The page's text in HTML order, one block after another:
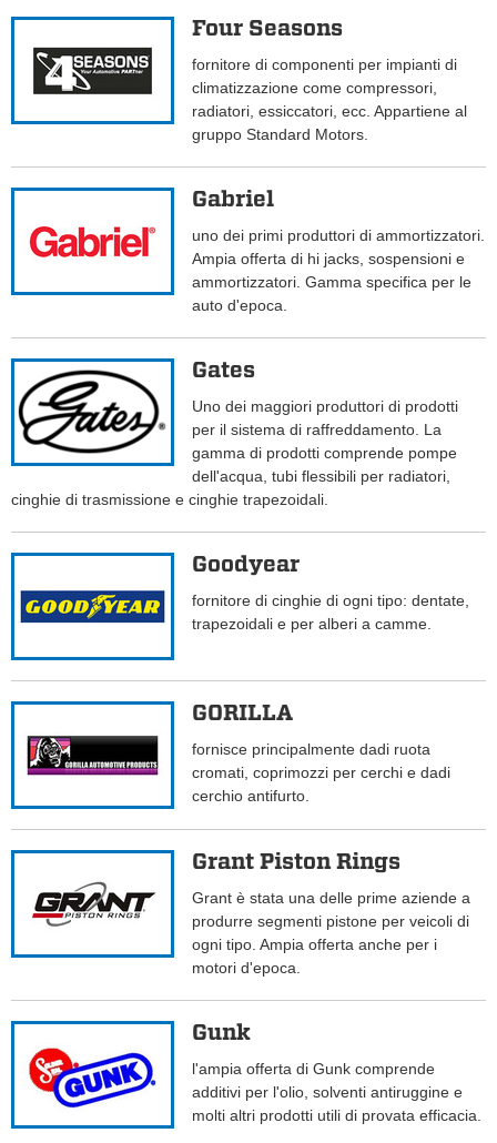
Four Seasons
fornitore di componenti per impianti di
climatizzazione come compressori,
radiatori, essiccatori, ecc. Appartiene al
gruppo Standard Motors.
Gabriel
uno dei primi produttori di ammortizzatori.
Ampia offerta di hi jacks, sospensioni e
ammortizzatori. Gamma specifica per le
auto d'epoca.
Gates
Uno dei maggiori produttori di prodotti
per il sistema di raffreddamento. La
gamma di prodotti comprende pompe
dell'acqua, tubi flessibili per radiatori,
cinghie di trasmissione e cinghie trapezoidali.
Goodyear
fornitore di cinghie di ogni tipo: dentate,
trapezoidali e per alberi a camme.
GORILLA
fornisce principalmente dadi ruota
cromati, coprimozzi per cerchi e dadi
cerchio antifurto.
Grant Piston Rings
Grant è stata una delle prime aziende a
produrre segmenti pistone per veicoli di
ogni tipo. Ampia offerta anche per i
motori d'epoca.
Gunk
l'ampia offerta di Gunk comprende
additivi per l'olio, solventi antiruggine e
molti altri prodotti utili di provata efficacia.